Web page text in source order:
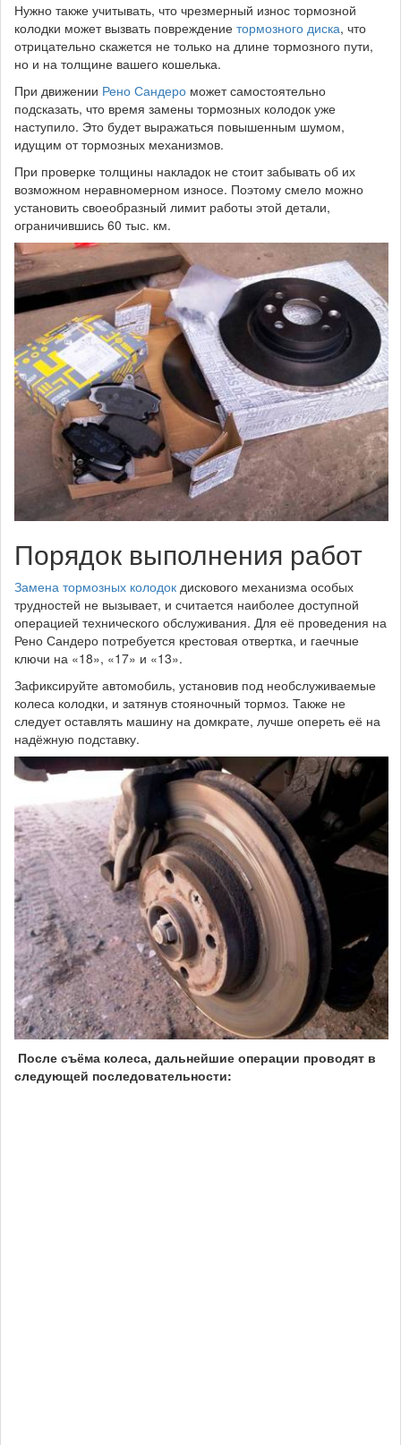
Нужно также учитывать, что чрезмерный износ тормозной
колодки может вызвать повреждение тормозного диска, что
отрицательно скажется не только на длине тормозного пути,
но и на толщине вашего кошелька.
При движении Рено Сандеро может самостоятельно
подсказать, что время замены тормозных колодок уже
наступило. Это будет выражаться повышенным шумом,
идущим от тормозных механизмов.
При проверке толщины накладок не стоит забывать об их
возможном неравномерном износе. Поэтому смело можно
установить своеобразный лимит работы этой детали,
ограничившись 60 тыс. км.
Порядок выполнения работ
Замена тормозных колодок дискового механизма особых
трудностей не вызывает, и считается наиболее доступной
операцией технического обслуживания. Для её проведения на
Рено Сандеро потребуется крестовая отвертка, и гаечные
ключи на «18», «17» и «13».
Зафиксируйте автомобиль, установив под необслуживаемые
колеса колодки, и затянув стояночный тормоз. Также не
следует оставлять машину на домкрате, лучше опереть её на
надёжную подставку.
После съёма колеса, дальнейшие операции проводят в
следующей последовательности: